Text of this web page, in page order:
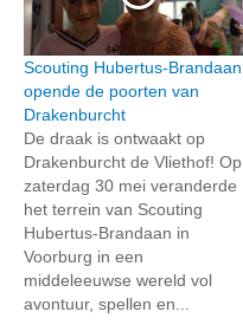
Scouting Hubertus-Brandaan
opende de poorten van
Drakenburcht
De draak is ontwaakt op
Drakenburcht de Vliethof! Op
zaterdag 30 mei veranderde
het terrein van Scouting
Hubertus-Brandaan in
Voorburg in een
middeleeuwse wereld vol
avontuur, spellen en...